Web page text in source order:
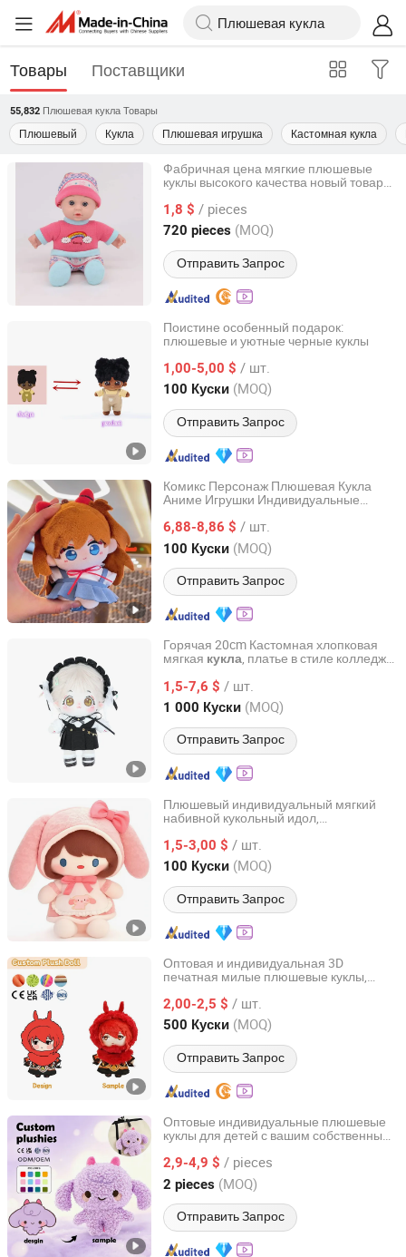
Товары Поставщики
55,832 Плюшевая кукла Товары
Плюшевый Кукла Плюшевая игрушка Кастомная кукла
Фабричная цена мягкие плюшевые
куклы высокого качества новый товар
мягкая плюшевая
1,8 $ / pieces
720 pieces (MOQ)
Отправить Запрос
Shantou City Chenghai District Wo Er Fa Toys Factory
Guangdong, China с 2025
Поистине особенный подарок:
плюшевые и уютные черные куклы
1,00-5,00 $ / шт.
100 Куски (MOQ)
Отправить Запрос
Hunan Yeemary Toy Creative Design and Manufacturing
Co., Ltd.
Hunan, China с 2023
Комикс Персонаж Плюшевая Кукла
Аниме Игрушки Индивидуальные
Хлопковая Кукла
6,88-8,86 $ / шт.
100 Куски (MOQ)
Отправить Запрос
Yangzhou Round Toy Co., Ltd.
Jiangsu, China с 2015
Горячая 20cm Кастомная хлопковая
мягкая кукла, платье в стиле колледж
девочки
1,5-7,6 $ / шт.
1 000 Куски (MOQ)
Отправить Запрос
Yangzhou Round Toy Co., Ltd.
Jiangsu, China с 2015
Плюшевый индивидуальный мягкий
набивной кукольный идол,
девочек
1,5-3,00 $ / шт.
100 Куски (MOQ)
Отправить Запрос
Lianyungang Hongwen Toys Co., Ltd.
Jiangsu, China с 2020
Оптовая и индивидуальная 3D
печатная милые плюшевые куклы,
индивидуальных плюшевых игрушек,
плюшевые куклы 20cm
2,00-2,5 $ / шт.
500 Куски (MOQ)
Отправить Запрос
Yangzhou City Caisheng Handicraft Product Co., Ltd.
Jiangsu, China с 2021
Оптовые индивидуальные плюшевые
куклы для детей с вашим собственным
2,9-4,9 $ / pieces
2 pieces (MOQ)
Отправить Запрос
Yancheng Joy Foundationcultural Creativity Co., Ltd.
Jiangsu, China с 2025